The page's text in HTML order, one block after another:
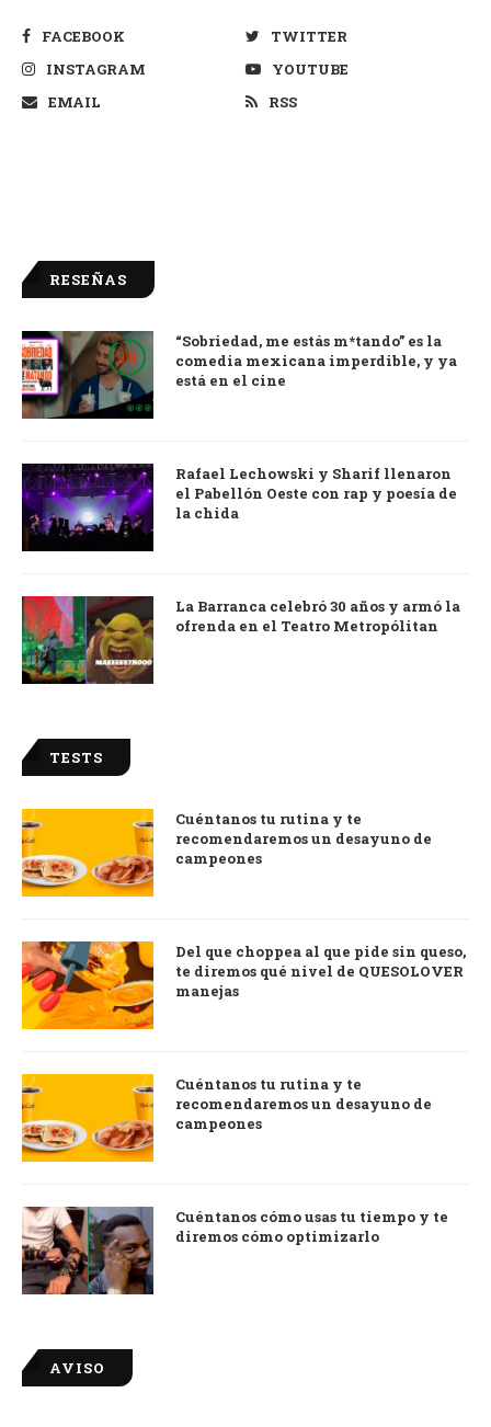
FACEBOOK
TWITTER
INSTAGRAM
YOUTUBE
EMAIL
RSS
RESEÑAS
9.0
“Sobriedad, me estás m*tando” es la
comedia mexicana imperdible, y ya
está en el cine
Rafael Lechowski y Sharif llenaron
el Pabellón Oeste con rap y poesía de
la chida
La Barranca celebró 30 años y armó la
ofrenda en el Teatro Metropólitan
TESTS
Cuéntanos tu rutina y te
recomendaremos un desayuno de
campeones
Del que choppea al que pide sin queso,
te diremos qué nivel de QUESOLOVER
manejas
Cuéntanos tu rutina y te
recomendaremos un desayuno de
campeones
Cuéntanos cómo usas tu tiempo y te
diremos cómo optimizarlo
AVISO